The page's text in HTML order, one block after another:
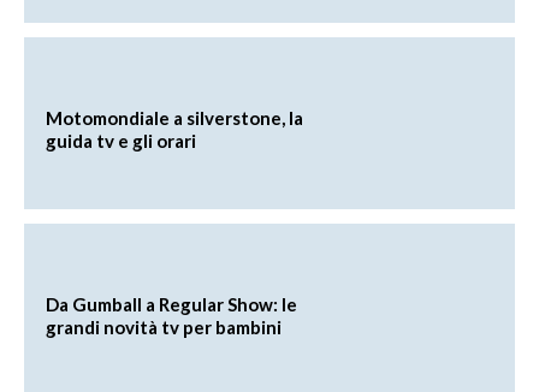
Motomondiale a silverstone, la
guida tv e gli orari
Da Gumball a Regular Show: le
grandi novità tv per bambini